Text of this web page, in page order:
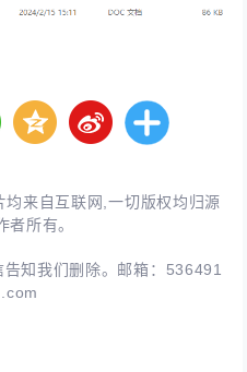
来自互联网,一切版权均归源
者所有。
知我们删除。邮箱： 536491